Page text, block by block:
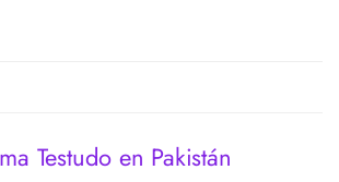
Testudo en Pakistán